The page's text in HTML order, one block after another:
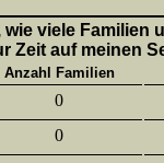
wie viele Familien
Zeit auf meinen
Anzahl Familien
0
0